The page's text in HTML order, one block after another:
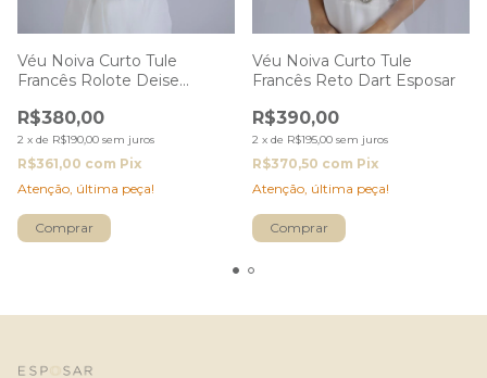
Véu Noiva Curto Tule
Francês Rolote Deise
R$380,00
2 x de R$190,00 sem juros
R$361,00 com Pix
Atenção, última peça!
Véu Noiva Curto Tule
Francês Reto Dart Esposar
R$390,00
2 x de R$195,00 sem juros
R$370,50 com Pix
Atenção, última peça!